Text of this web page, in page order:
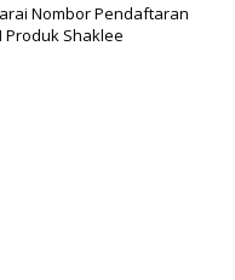
Nombor Pendaftaran
Produk Shaklee